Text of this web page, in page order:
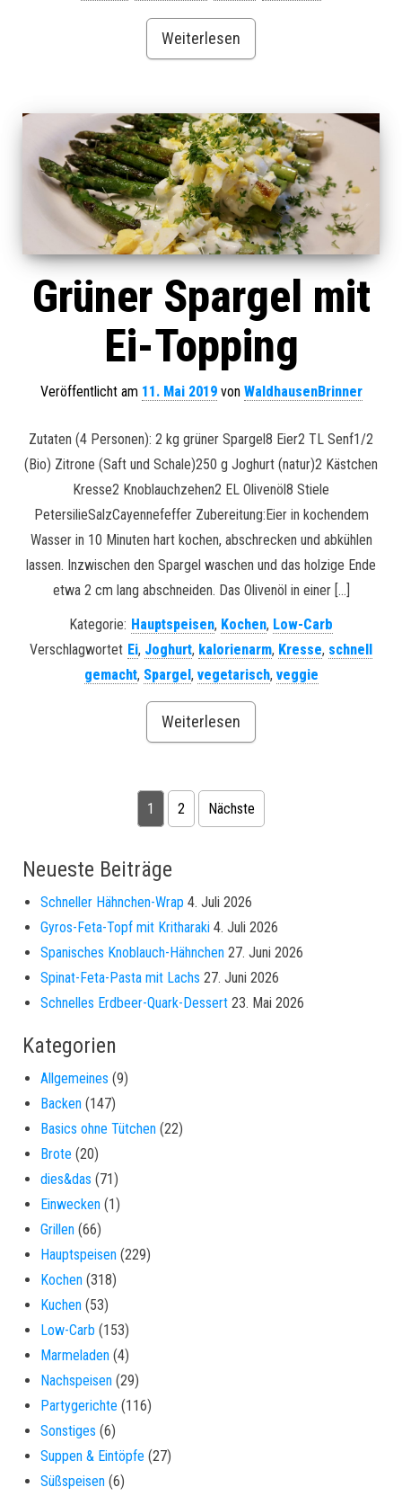
Weiterlesen
Grüner Spargel mit
Ei-Topping
Veröffentlicht am 11. Mai 2019von WaldhausenBrinner
Zutaten (4 Personen): 2 kg grüner Spargel8 Eier2 TL Senf1/2
(Bio) Zitrone (Saft und Schale)250 g Joghurt (natur)2 Kästchen
Kresse2 Knoblauchzehen2 EL Olivenöl8 Stiele
PetersilieSalzCayennefeffer Zubereitung:Eier in kochendem
Wasser in 10 Minuten hart kochen, abschrecken und abkühlen
lassen. Inzwischen den Spargel waschen und das holzige Ende
etwa 2 cm lang abschneiden. Das Olivenöl in einer […]
Kategorie: Hauptspeisen, Kochen, Low-Carb
Verschlagwortet Ei, Joghurt, kalorienarm, Kresse, schnell
gemacht, Spargel, vegetarisch, veggie
Weiterlesen
Seitennummerierung der Beiträge
1 2 Nächste
Neueste Beiträge
Schneller Hähnchen-Wrap 4. Juli 2026
Gyros-Feta-Topf mit Kritharaki 4. Juli 2026
Spanisches Knoblauch-Hähnchen 27. Juni 2026
Spinat-Feta-Pasta mit Lachs 27. Juni 2026
Schnelles Erdbeer-Quark-Dessert 23. Mai 2026
Kategorien
Allgemeines (9)
Backen (147)
Basics ohne Tütchen (22)
Brote (20)
dies&das (71)
Einwecken (1)
Grillen (66)
Hauptspeisen (229)
Kochen (318)
Kuchen (53)
Low-Carb (153)
Marmeladen (4)
Nachspeisen (29)
Partygerichte (116)
Sonstiges (6)
Suppen & Eintöpfe (27)
Süßspeisen (6)